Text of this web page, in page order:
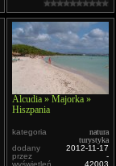
Alcudia » Majorka »
Hiszpania
kategoria
natura
turystyka
dodany
2012-11-17
przez
-
wyświetleń
42003